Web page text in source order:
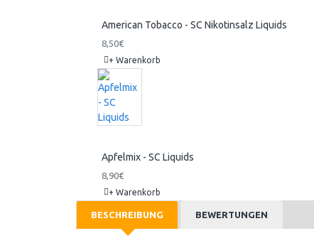
American Tobacco - SC Nikotinsalz Liquids
8,50€
+ Warenkorb
Apfelmix - SC Liquids
8,90€
+ Warenkorb
BESCHREIBUNG BEWERTUNGEN